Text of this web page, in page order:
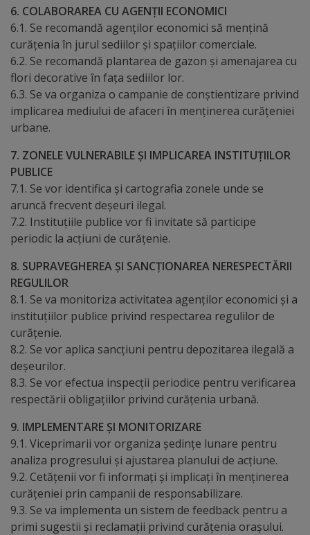
imagini
Galerie
video
Galerii
foto
Administrație
Primărie
Primar
Viceprimari
Organigrama
Aparatul
primăriei
Regulamentul
de
funcționare
Integritate
și
6. COLABORAREA CU AGENȚII ECONOMICI
6.1. Se recomandă agenților economici să mențină
curățenia în jurul sediilor și spațiilor comerciale.
6.2. Se recomandă plantarea de gazon și amenajarea cu
flori decorative în fața sediilor lor.
6.3. Se va organiza o campanie de conștientizare privind
implicarea mediului de afaceri în menținerea curățeniei
urbane.
7. ZONELE VULNERABILE ȘI IMPLICAREA INSTITUȚIILOR
PUBLICE
7.1. Se vor identifica și cartografia zonele unde se
aruncă frecvent deșeuri ilegal.
7.2. Instituțiile publice vor fi invitate să participe
periodic la acțiuni de curățenie.
8. SUPRAVEGHEREA ȘI SANCȚIONAREA NERESPECTĂRII
REGULILOR
8.1. Se va monitoriza activitatea agenților economici și a
instituțiilor publice privind respectarea regulilor de
curățenie.
8.2. Se vor aplica sancțiuni pentru depozitarea ilegală a
deșeurilor.
8.3. Se vor efectua inspecții periodice pentru verificarea
respectării obligațiilor privind curățenia urbană.
9. IMPLEMENTARE ȘI MONITORIZARE
9.1. Viceprimarii vor organiza ședințe lunare pentru
analiza progresului și ajustarea planului de acțiune.
9.2. Cetățenii vor fi informați și implicați în menținerea
curățeniei prin campanii de responsabilizare.
9.3. Se va implementa un sistem de feedback pentru a
primi sugestii și reclamații privind curățenia orașului.